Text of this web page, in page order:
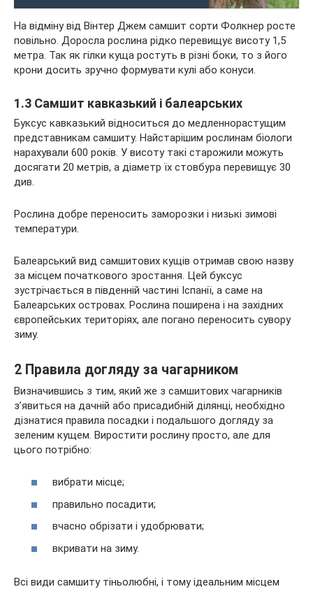
На відміну від Вінтер Джем самшит сорти Фолкнер росте
повільно. Доросла рослина рідко перевищує висоту 1,5
метра. Так як гілки куща ростуть в різні боки, то з його
крони досить зручно формувати кулі або конуси.
1.3 Самшит кавказький і балеарських
Буксус кавказький відноситься до медленнорастущим
представникам самшиту. Найстарішим рослинам біологи
нарахували 600 років. У висоту такі старожили можуть
досягати 20 метрів, а діаметр їх стовбура перевищує 30
див.
Рослина добре переносить заморозки і низькі зимові
температури.
Балеарський вид самшитових кущів отримав свою назву
за місцем початкового зростання. Цей буксус
зустрічається в південній частині Іспанії, а саме на
Балеарських островах. Рослина поширена і на західних
європейських територіях, але погано переносить сувору
зиму.
2 Правила догляду за чагарником
Визначившись з тим, який же з самшитових чагарників
з’явиться на дачній або присадибній ділянці, необхідно
дізнатися правила посадки і подальшого догляду за
зеленим кущем. Виростити рослину просто, але для
цього потрібно:
вибрати місце;
правильно посадити;
вчасно обрізати і удобрювати;
вкривати на зиму.
Всі види самшиту тіньолюбні, і тому ідеальним місцем